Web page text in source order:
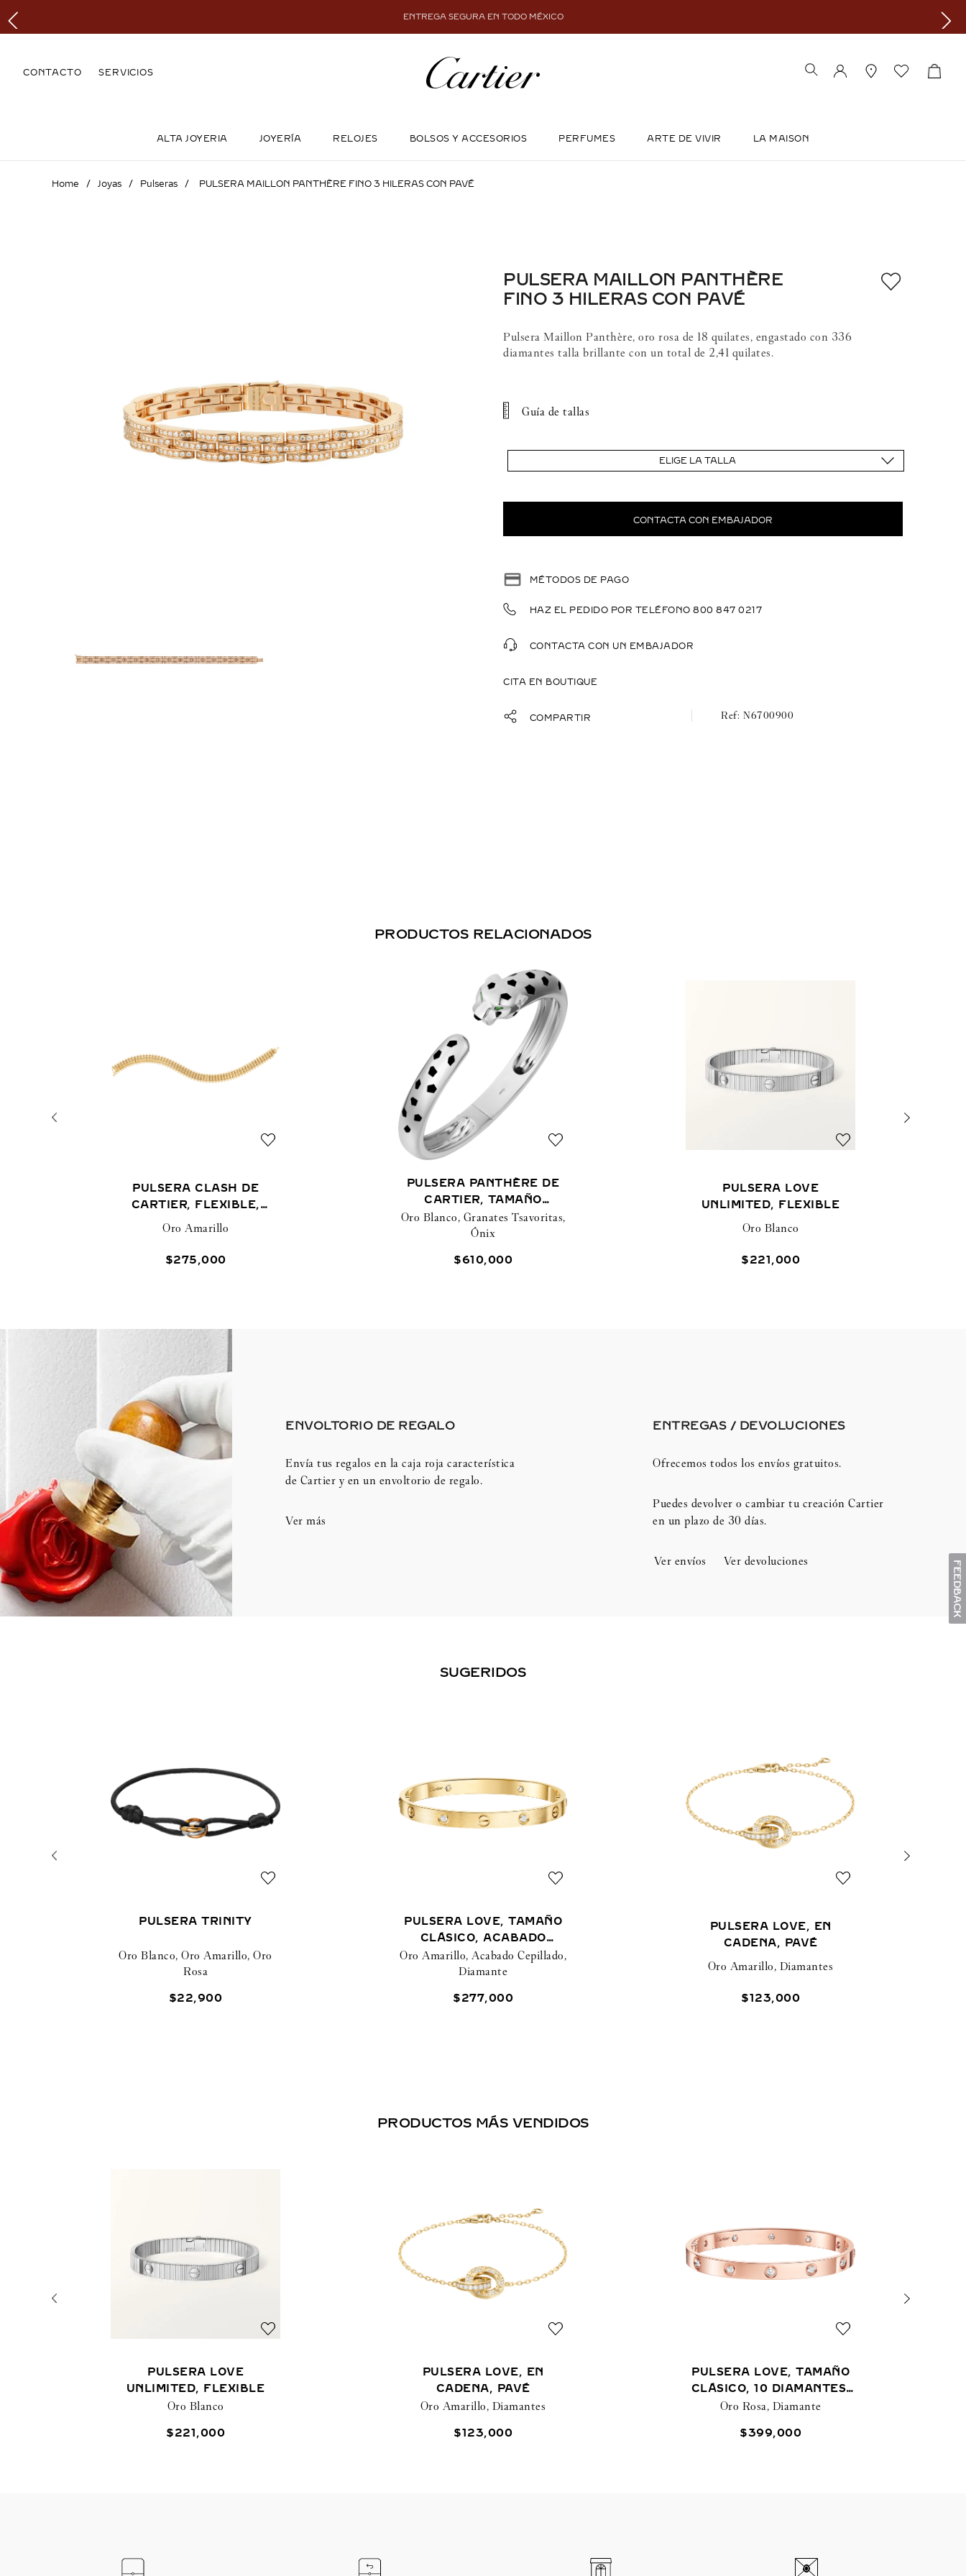
ENTREGA SEGURA EN TODO MÉXICO
CONTACTO SERVICIOS
ALTA JOYERIA JOYERÍA RELOJES BOLSOS Y ACCESORIOS PERFUMES ARTE DE VIVIR LA MAISON
Joyas Pulseras PULSERA MAILLON PANTHÈRE FINO 3 HILERAS CON PAVÉ
PULSERA MAILLON PANTHÈRE
FINO 3 HILERAS CON PAVÉ
Pulsera Maillon Panthère, oro rosa de 18 quilates, engastado con 336
diamantes talla brillante con un total de 2,41 quilates.
Guía de tallas
ELIGE LA TALLA
CONTACTA CON EMBAJADOR
MÉTODOS DE PAGO
HAZ EL PEDIDO POR TELÉFONO 800 847 0217
CONTACTA CON UN EMBAJADOR
CITA EN BOUTIQUE
COMPARTIR N6700900
PRODUCTOS RELACIONADOS
PULSERA CLASH DE
CARTIER, FLEXIBLE,
DOBLE
Oro Amarillo
$275,000
PULSERA PANTHÈRE DE
CARTIER, TAMAÑO
MEDIANO
Oro Blanco, Granates Tsavoritas,
Ónix
$610,000
PULSERA LOVE
UNLIMITED, FLEXIBLE
Oro Blanco
$221 ,000
ENVOLTORIO DE REGALO
Envía tus regalos en la caja roja característica
de Cartier y en un envoltorio de regalo.
Ver más
ENTREGAS / DEVOLUCIONES​
Ofrecemos todos los envíos gratuitos.
Puedes devolver o cambiar tu creación Cartier
en un plazo de 30 días.​
Ver envíos Ver devoluciones
SUGERIDOS
PULSERA TRINITY
Oro Blanco, Oro Amarillo, Oro
Rosa
$22,900
PULSERA LOVE, TAMAÑO
CLÁSICO, ACABADO
CEPILLADO, 4 DIAMANTES
Oro Amarillo, Acabado Cepillado,
Diamante
$277,000
PULSERA LOVE, EN
CADENA, PAVÉ
Oro Amarillo, Diamantes
$123,000
PRODUCTOS MÁS VENDIDOS
PULSERA LOVE
UNLIMITED, FLEXIBLE
Oro Blanco
$221 ,000
PULSERA LOVE, EN
CADENA, PAVÉ
Oro Amarillo, Diamantes
$123,000
PULSERA LOVE, TAMAÑO
CLÁSICO, 10 DIAMANTES,
CIERRE CON TORNILLO
Oro Rosa, Diamante
$399,000